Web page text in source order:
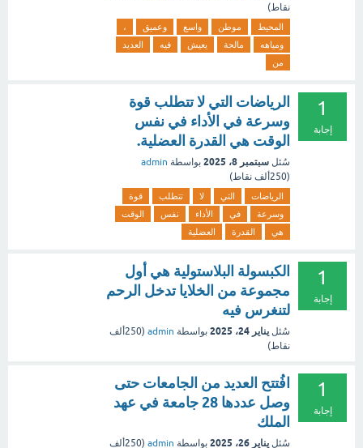
نقاط)
المحيط موطن واسع وعميق
،
ومياهه
مالحة يعيش فيه
العديد
من
1
إجابة
الرياضات التي لا تتطلب قوة
وسرعة في الأداء في نفس
الوقت هي القدرة العضلية.
سُئل سبتمبر 8، 2025 بواسطة admin
(250ألف نقاط)
الرياضات التي لا تتطلب
قوة
وسرعة
في الأداء نفس
الوقت
هي
القدرة العضلية
1
إجابة
الكبسولة البلاستولية هي أول
مجموعة من الخلايا تدخل الرحم
لتنغرس فيه
سُئل يناير 24، 2025 بواسطة admin
(250ألف
نقاط)
1
إجابة
افُتتح العديد من الجامعات حتى
وصل عددها 28 جامعة في عهد
الملك
سُئل يناير 26، 2025 بواسطة admin
(250ألف